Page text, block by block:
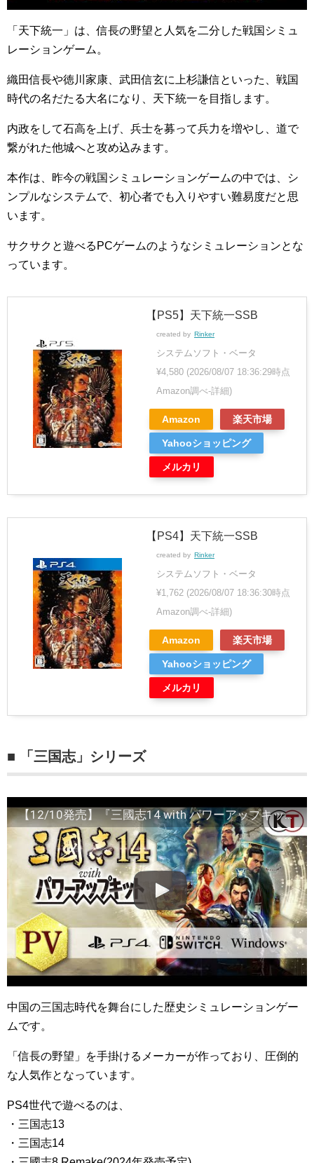
「天下統一」は、信長の野望と人気を二分した戦国シミュ
レーションゲーム。
織田信長や徳川家康、武田信玄に上杉謙信といった、戦国
時代の名だたる大名になり、天下統一を目指します。
内政をして石高を上げ、兵士を募って兵力を増やし、道で
繋がれた他城へと攻め込みます。
本作は、昨今の戦国シミュレーションゲームの中では、シ
ンプルなシステムで、初心者でも入りやすい難易度だと思
います。
サクサクと遊べるPCゲームのようなシミュレーションとな
っています。
【PS5】天下統一SSB
created by Rinker
システムソフト・ベータ
¥4,580 (2026/08/07 18:36:29時点
Amazon調べ-詳細)
Amazon 楽天市場
Yahooショッピング
メルカリ
【PS4】天下統一SSB
created by Rinker
システムソフト・ベータ
¥1,762 (2026/08/07 18:36:30時点
Amazon調べ-詳細)
Amazon 楽天市場
Yahooショッピング
メルカリ
■ 「三国志」シリーズ
【12/10発売】『三國志14 with パワーアップキット』PV
中国の三国志時代を舞台にした歴史シミュレーションゲー
ムです。
「信長の野望」を手掛けるメーカーが作っており、圧倒的
な人気作となっています。
PS4世代で遊べるのは、
・三国志13
・三国志14